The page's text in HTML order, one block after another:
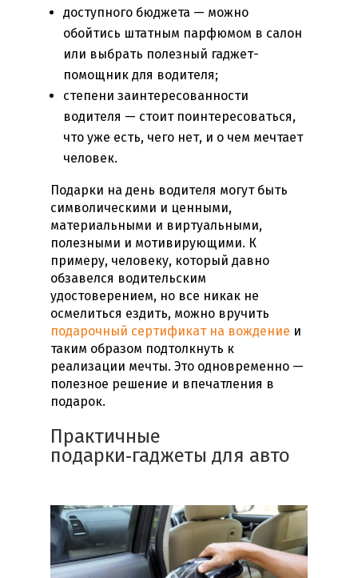
доступного бюджета — можно
обойтись штатным парфюмом в салон
или выбрать полезный гаджет-
помощник для водителя;
степени заинтересованности
водителя — стоит поинтересоваться,
что уже есть, чего нет, и о чем мечтает
человек.
Подарки на день водителя могут быть
символическими и ценными,
материальными и виртуальными,
полезными и мотивирующими. К
примеру, человеку, который давно
обзавелся водительским
удостоверением, но все никак не
осмелиться ездить, можно вручить
подарочный сертификат на вождение и
таким образом подтолкнуть к
реализации мечты. Это одновременно —
полезное решение и впечатления в
подарок.
Практичные
подарки‑гаджеты для авто